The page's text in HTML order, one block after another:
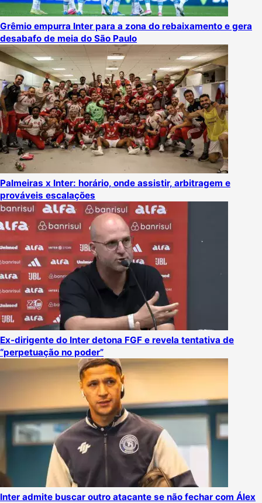
Grêmio empurra Inter para a zona do rebaixamento e gera
desabafo de meia do São Paulo
Palmeiras x Inter: horário, onde assistir, arbitragem e
prováveis escalações
Ex-dirigente do Inter detona FGF e revela tentativa de
“perpetuação no poder”
Inter admite buscar outro atacante se não fechar com Álex